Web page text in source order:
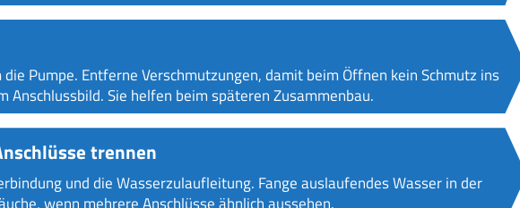
die Pumpe. Entferne Verschmutzungen, damit beim Öffnen kein Schmutz ins
Anschlussbild. Sie helfen beim späteren Zusammenbau.
trennen
und die Wasserzulaufleitung. Fange auslaufendes Wasser in der